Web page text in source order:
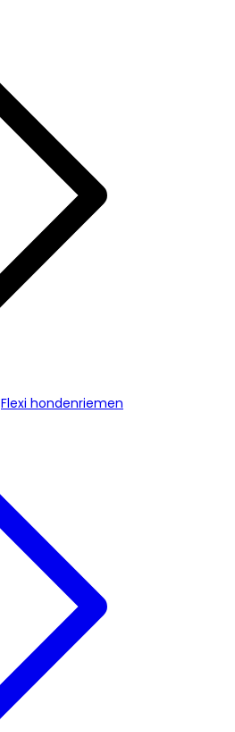
Flexi hondenriemen